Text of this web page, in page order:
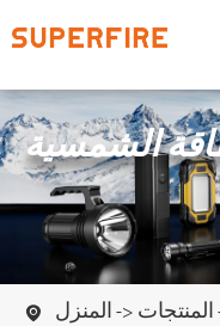
الشمسية
 المنزل
المنتجات